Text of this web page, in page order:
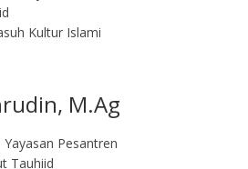
Kultur Islami
M.Ag​
Yayasan Pesantren
Tauhiid